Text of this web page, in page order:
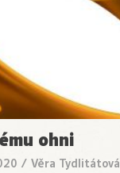
ohni
/ Věra Tydlitátová